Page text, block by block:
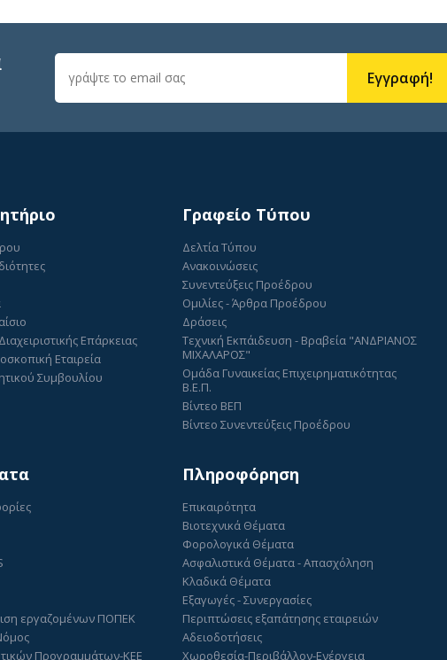
Εγγραφή!
Επάρκειας
Εταιρεία
Συμβουλίου
Γραφείο Τύπου
Δελτία Τύπου
Ανακοινώσεις
Συνεντεύξεις Προέδρου
Ομιλίες - Άρθρα Προέδρου
Δράσεις
Τεχνική Εκπάιδευση - Βραβεία "ΑΝΔΡΙΑΝΟΣ
ΜΙΧΑΛΑΡΟΣ"
Ομάδα Γυναικείας Επιχειρηματικότητας
Β.Ε.Π.
Βίντεο ΒΕΠ
Βίντεο Συνεντεύξεις Προέδρου
εργαζομένων ΠΟΠΕΚ
Προγραμμάτων-ΚΕΕ
Πληροφόρηση
Επικαιρότητα
Βιοτεχνικά Θέματα
Φορολογικά Θέματα
Ασφαλιστικά Θέματα - Απασχόληση
Κλαδικά Θέματα
Εξαγωγές - Συνεργασίες
Περιπτώσεις εξαπάτησης εταιρειών
Αδειοδοτήσεις
Χωροθεσία-Περιβάλλον-Ενέργεια